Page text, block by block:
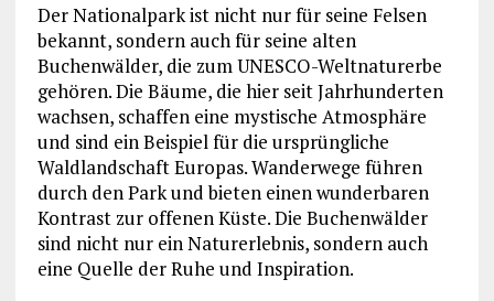
Der Nationalpark ist nicht nur für seine Felsen
bekannt, sondern auch für seine alten
Buchenwälder, die zum UNESCO-Weltnaturerbe
gehören. Die Bäume, die hier seit Jahrhunderten
wachsen, schaffen eine mystische Atmosphäre
und sind ein Beispiel für die ursprüngliche
Waldlandschaft Europas. Wanderwege führen
durch den Park und bieten einen wunderbaren
Kontrast zur offenen Küste. Die Buchenwälder
sind nicht nur ein Naturerlebnis, sondern auch
eine Quelle der Ruhe und Inspiration.